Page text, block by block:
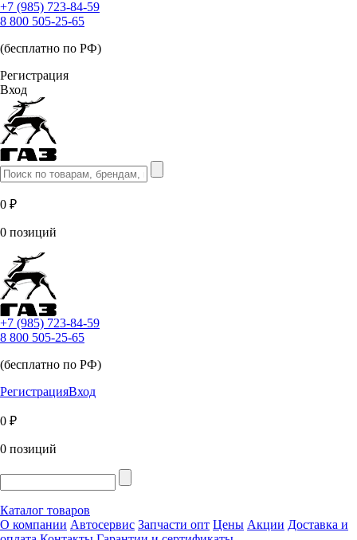
+7 (985) 723-84-59
8 800 505-25-65
(бесплатно по РФ)
Регистрация
Вход
0 ₽
0 позиций
+7 (985) 723-84-59
8 800 505-25-65
(бесплатно по РФ)
РегистрацияВход
0 ₽
0 позиций
Каталог товаров
О компании Автосервис Запчасти опт Цены Акции Доставка и